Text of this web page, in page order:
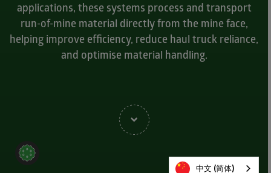
applications, these systems process and transport
run-of-mine material directly from the mine face,
helping improve efficiency, reduce haul truck reliance,
and optimise material handling.
中文 (简体)